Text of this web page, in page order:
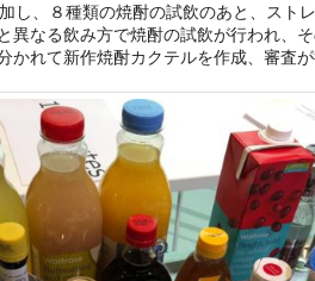
し、８種類の焼酎の試飲のあと、スト
異なる飲み方で焼酎の試飲が行われ、
かれて新作焼酎カクテルを作成、審査が